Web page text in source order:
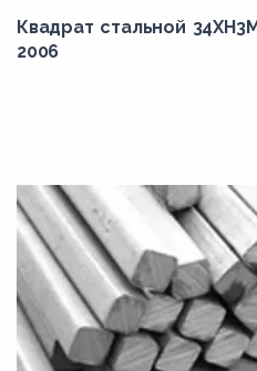
Квадрат стальной
2006